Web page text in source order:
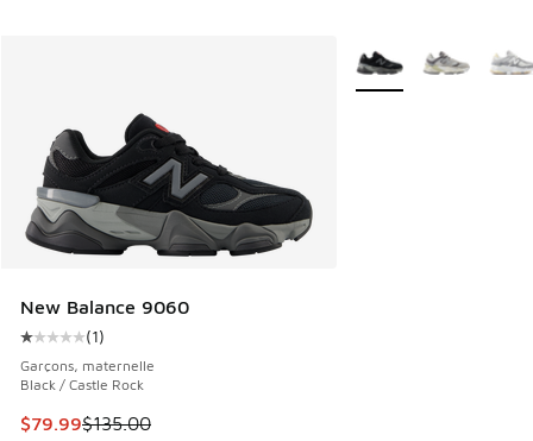
New Balance 9060
Cote moyenne du client - [1 sur 5 étoiles], 1 commentaires
(1)
Garçons, maternelle
Black / Castle Rock
Cet article est en solde. Le prix est passé de $135.00 à
$79.99$135.00
Plus de couleurs